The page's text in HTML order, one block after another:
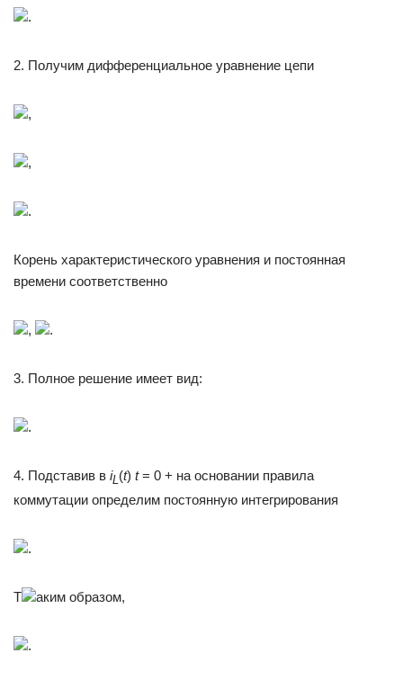
.
2. Получим дифференциальное уравнение цепи
,
,
.
Корень характеристического уравнения и постоянная
времени соответственно
, .
3. Полное решение имеет вид:
.
4. Подставив в iL(t) t= 0 + на основании правила
коммутации определим постоянную интегрирования
.
Т аким образом,
.